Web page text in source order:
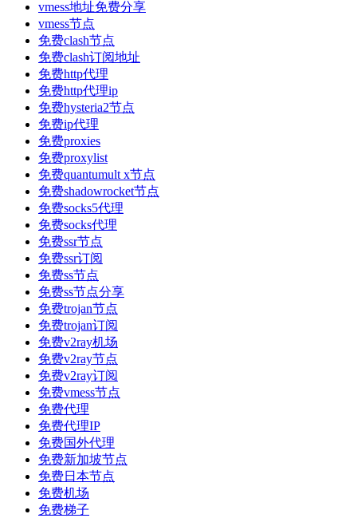
vmess地址免费分享
vmess节点
免费clash节点
免费clash订阅地址
免费http代理
免费http代理ip
免费hysteria2节点
免费ip代理
免费proxies
免费proxylist
免费quantumult x节点
免费shadowrocket节点
免费socks5代理
免费socks代理
免费ssr节点
免费ssr订阅
免费ss节点
免费ss节点分享
免费trojan节点
免费trojan订阅
免费v2ray机场
免费v2ray节点
免费v2ray订阅
免费vmess节点
免费代理
免费代理IP
免费国外代理
免费新加坡节点
免费日本节点
免费机场
免费梯子